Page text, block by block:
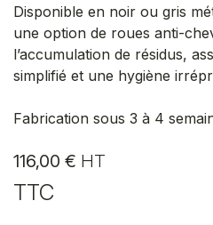
Disponible en noir ou gris
une option de roues anti-
l’accumulation de résidus,
simplifié et une hygiène
Fabrication sous 3 à 4
116,00 € HT
TTC